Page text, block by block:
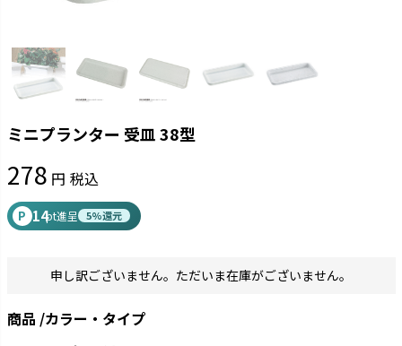
ミニプランター 受皿 38型
278 税込
P 14pt進呈 5%還元
申し訳ございません。ただいま在庫がございません。
商品 カラー・タイプ